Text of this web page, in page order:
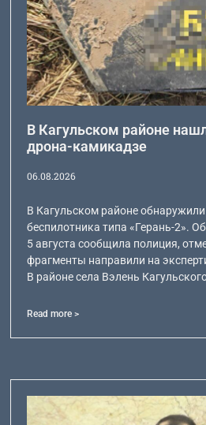
В Кагульском районе
дрона-камикадзе
06.08.2026
В Кагульском районе
беспилотника типа «Герань-2».
5 августа сообщила полиция,
фрагменты направили на
В районе села Вэлень
Read more >